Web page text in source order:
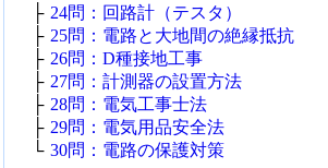
├ 24問：回路計（テスタ）
├ 25問：電路と大地間の絶縁抵抗
├ 26問：D種接地工事
├ 27問：計測器の設置方法
├ 28問：電気工事士法
├ 29問：電気用品安全法
└ 30問：電路の保護対策